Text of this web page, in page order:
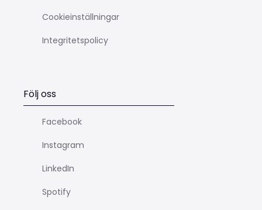
Cookieinställningar
Integritetspolicy
Följ oss
Facebook
Instagram
LinkedIn
Spotify